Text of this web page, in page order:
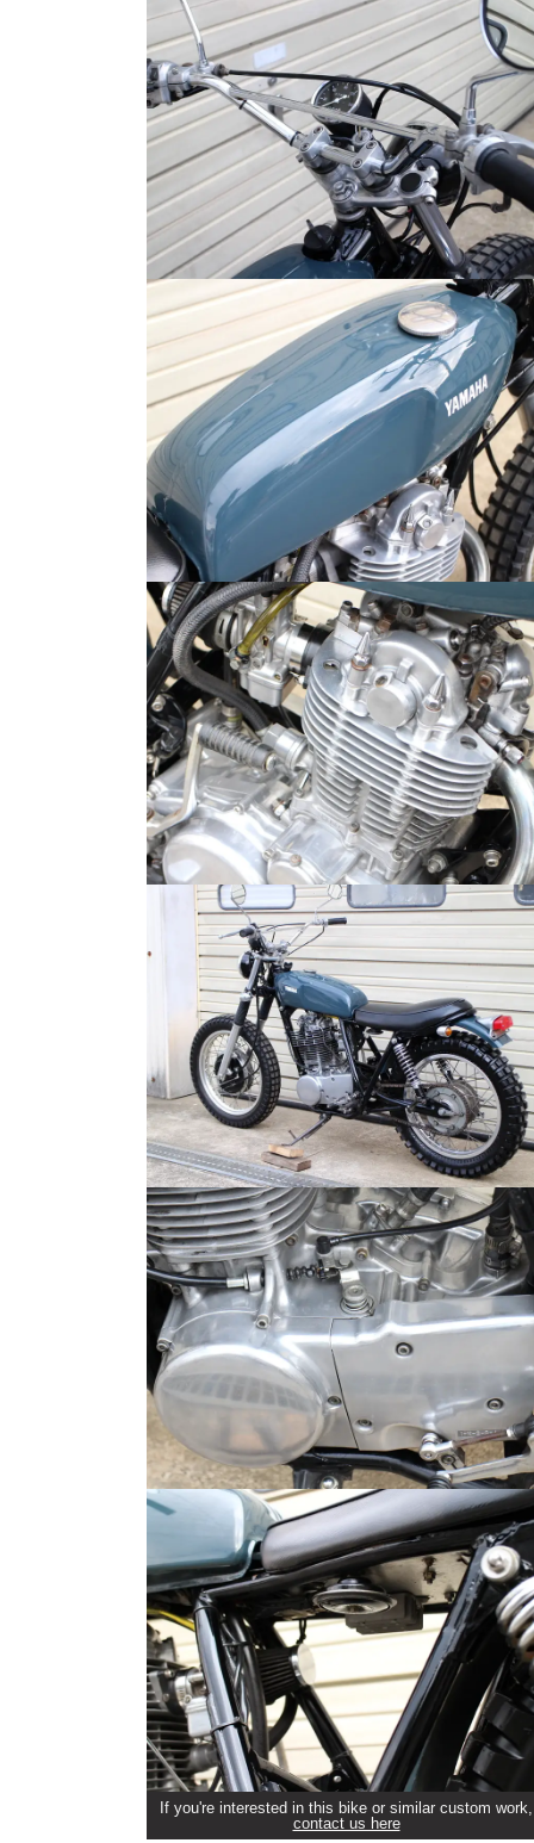
If you're interested in this bike or similar custom work,
contact us here